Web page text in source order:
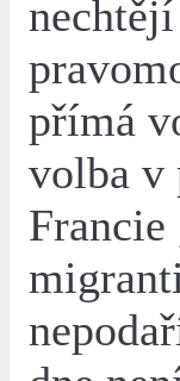
přímá
volba v